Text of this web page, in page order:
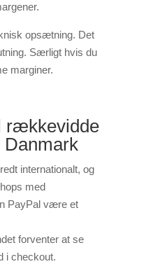
opsætning. Det
Særligt hvis du
marginer.
rækkevidde
Danmark
internationalt, og
med
PayPal være et
forventer at se
i checkout.